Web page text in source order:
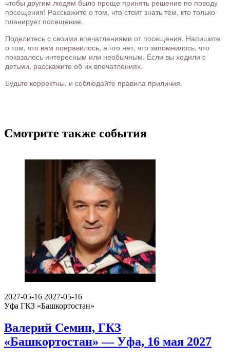
чтобы другим людям было проще принять решение по поводу
посещения! Расскажите о том, что стоит знать тем, кто только
планирует посещение.
Поделитесь с своими впечатлениями от посещения. Напишите
о том, что вам понравилось, а что нет, что запомнилось, что
показалось интересным или необычным. Если вы ходили с
детьми, расскажите об их впечатлениях.
Будьте корректны, и соблюдайте правила приличия.
Смотрите также события
2027-05-16 2027-05-16
Уфа ГКЗ «Башкортостан»
Валерий Семин, ГКЗ
«Башкортостан» — Уфа, 16 мая 2027